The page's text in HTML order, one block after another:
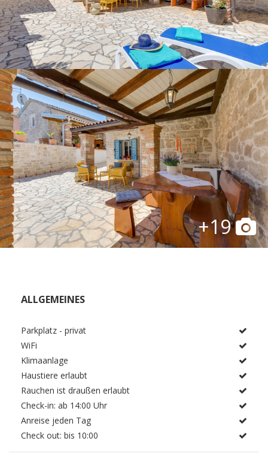
+19
ALLGEMEINES
Parkplatz - privat
WiFi
Klimaanlage
Haustiere erlaubt
Rauchen ist draußen erlaubt
Check-in: ab 14:00 Uhr
Anreise jeden Tag
Check out: bis 10:00